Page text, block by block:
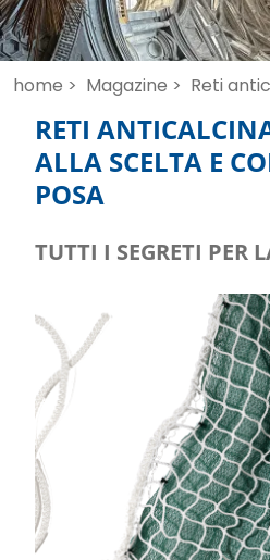
home > Magazine > Reti
RETI
ALLA SCELTA E
POSA
TUTTI I SEGRETI PER